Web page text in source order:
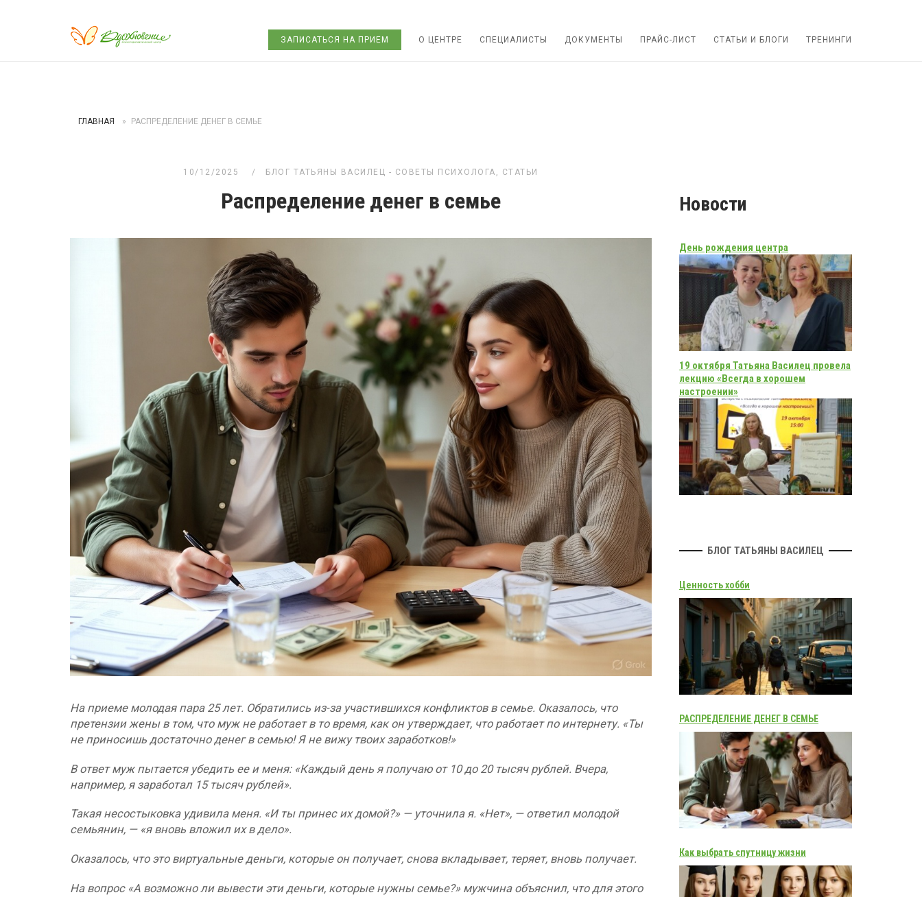
Главная ЗАПИСАТЬСЯ НА ПРИЕМ О ЦЕНТРЕ СПЕЦИАЛИСТЫ ДОКУМЕНТЫ ПРАЙС-ЛИСТ СТАТЬИ И БЛОГИ ТРЕНИНГИ
ГЛАВНАЯ » РАСПРЕДЕЛЕНИЕ ДЕНЕГ В СЕМЬЕ
10/12/2025 БЛОГ ТАТЬЯНЫ ВАСИЛЕЦ - СОВЕТЫ ПСИХОЛОГА , СТАТЬИ
Распределение денег в семье
На приеме молодая пара 25 лет. Обратились из-за участившихся конфликтов в семье. Оказалось, что
претензии жены в том, что муж не работает в то время, как он утверждает, что работает по интернету. «Ты
не приносишь достаточно денег в семью! Я не вижу твоих заработков!»
В ответ муж пытается убедить ее и меня: «Каждый день я получаю от 10 до 20 тысяч рублей. Вчера,
например, я заработал 15 тысяч рублей».
Такая несостыковка удивила меня. «И ты принес их домой?» — уточнила я. «Нет», — ответил молодой
семьянин, — «я вновь вложил их в дело».
Оказалось, что это виртуальные деньги, которые он получает, снова вкладывает, теряет, вновь получает.
На вопрос «А возможно ли вывести эти деньги, которые нужны семье?» мужчина объяснил, что для этого
Новости
День рождения центра
19 октября Татьяна Василец провела
лекцию «Всегда в хорошем
настроении»
БЛОГ ТАТЬЯНЫ ВАСИЛЕЦ
Ценность хобби
РАСПРЕДЕЛЕНИЕ ДЕНЕГ В СЕМЬЕ
Как выбрать спутницу жизни